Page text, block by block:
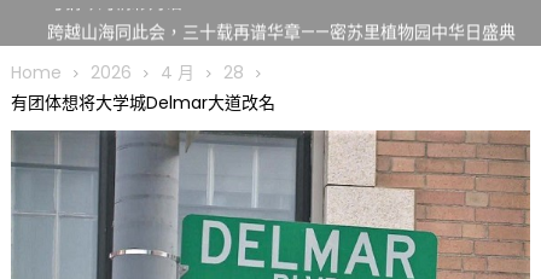
跨越山海同此会，三十载再谱华章——密苏里植物园中华日盛典
圆满举行
圣路易龙舟俱乐部5月16日龙舟体验日 邀请各界亲身体验划行乐
趣 + 水上竞速魅力
三十二载跨越时空的相逢
执掌密苏里植物园近四十年 致力推动全球植物多样性研究与中美
合作 Peter Raven 博士逝世 享年89岁
一晃三十年，初夏又相逢。中华日，等你来赴约 —— 密苏里植物
园“中华日三十周年特别报道（五）
Home 2026 4 月
28
有团体想将大学城Delmar大道改名